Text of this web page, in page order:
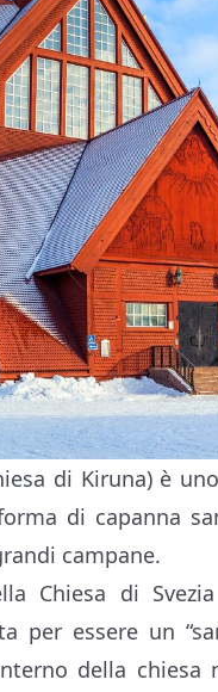
di Kiruna) è
di capanna
campane.
Chiesa di
per essere un
della